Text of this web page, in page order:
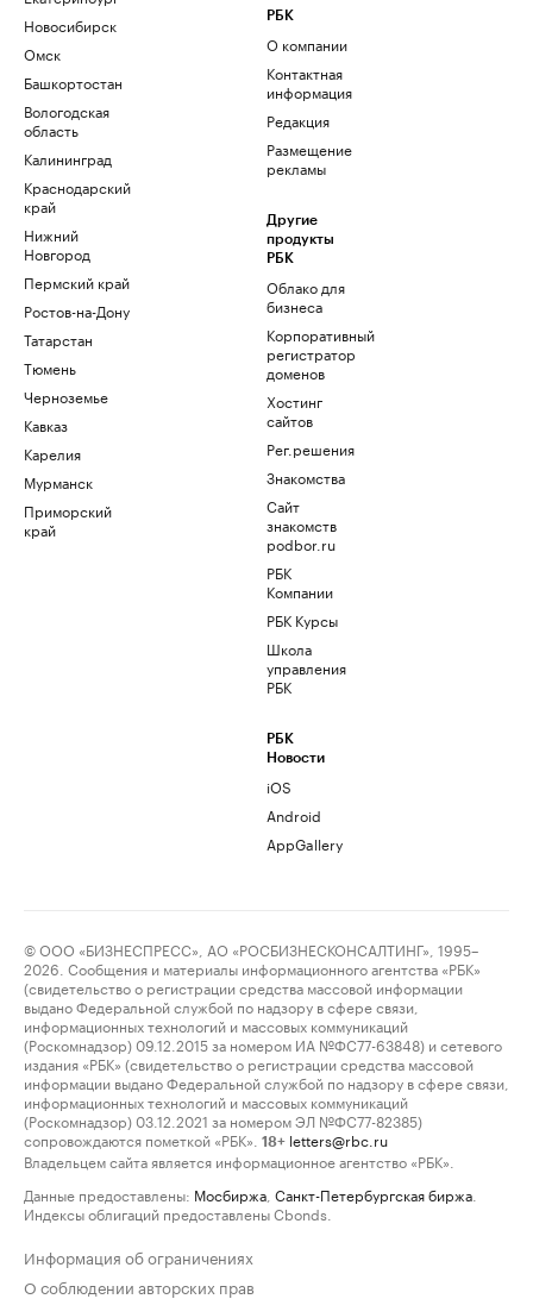
Новосибирск
Омск
Башкортостан
Вологодская
область
Калининград
Краснодарский
край
Нижний
Новгород
Пермский край
Ростов-на-Дону
Татарстан
Тюмень
Черноземье
Кавказ
Карелия
Мурманск
Приморский
край
РБК
О компании
Контактная
информация
Редакция
Размещение
рекламы
Другие
продукты
РБК
Облако для
бизнеса
Корпоративный
регистратор
доменов
Хостинг
сайтов
Рег.решения
Знакомства
Сайт
знакомств
podbor.ru
РБК
Компании
РБК Курсы
Школа
управления
РБК
РБК
Новости
iOS
Android
AppGallery
© ООО «БИЗНЕСПРЕСС», АО «РОСБИЗНЕСКОНСАЛТИНГ», 1995–
2026. Сообщения и материалы информационного агентства «РБК»
(свидетельство о регистрации средства массовой информации
выдано Федеральной службой по надзору в сфере связи,
информационных технологий и массовых коммуникаций
(Роскомнадзор) 09.12.2015 за номером ИА №ФС77-63848) и сетевого
издания «РБК» (свидетельство о регистрации средства массовой
информации выдано Федеральной службой по надзору в сфере связи,
информационных технологий и массовых коммуникаций
(Роскомнадзор) 03.12.2021 за номером ЭЛ №ФС77-82385)
сопровождаются пометкой «РБК».
18+ letters@rbc.ru
Владельцем сайта является информационное агентство «РБК».
Данные предоставлены: Мосбиржа Санкт-Петербургская биржа
Индексы облигаций предоставлены Cbonds.
Информация об ограничениях
О соблюдении авторских прав